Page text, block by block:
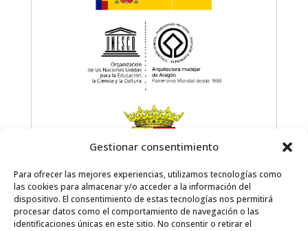
Gestionar consentimiento
Para ofrecer las mejores experiencias, utilizamos tecnologías como
las cookies para almacenar y/o acceder a la información del
dispositivo. El consentimiento de estas tecnologías nos permitirá
procesar datos como el comportamiento de navegación o las
identificaciones únicas en este sitio. No consentir o retirar el
Colaboran: